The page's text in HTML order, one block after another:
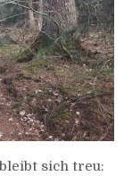
sich treu: